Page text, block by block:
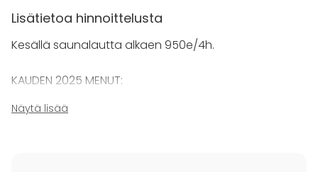
Risteilyä jahdilla
Vesijetteilyä ja muita vesiaktiviteetteja
Lisätietoa hinnoittelusta
Kesällä saunalautta alkaen 950e/4h.
KAUDEN 2025 MENUT:
Menu 1:
Näytä lisää